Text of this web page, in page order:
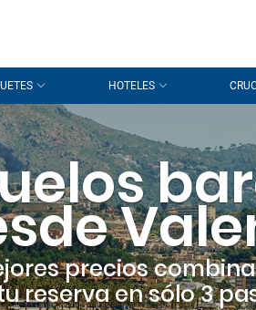
HOTELES
precios
reserva en sólo 3